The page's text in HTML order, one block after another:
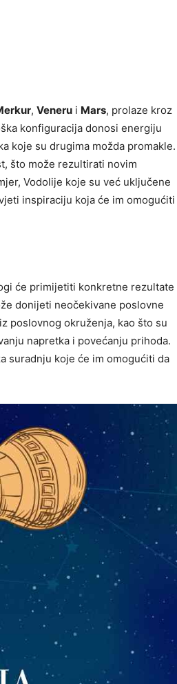
, Veneru i Mars, prolaze kroz
konfiguracija donosi energiju
koje su drugima možda promakle.
što može rezultirati novim
Vodolije koje su već uključene
inspiraciju koja će im omogućiti
će primijetiti konkretne rezultate
donijeti neočekivane poslovne
poslovnog okruženja, kao što su
napretka i povećanju prihoda.
suradnju koje će im omogućiti da